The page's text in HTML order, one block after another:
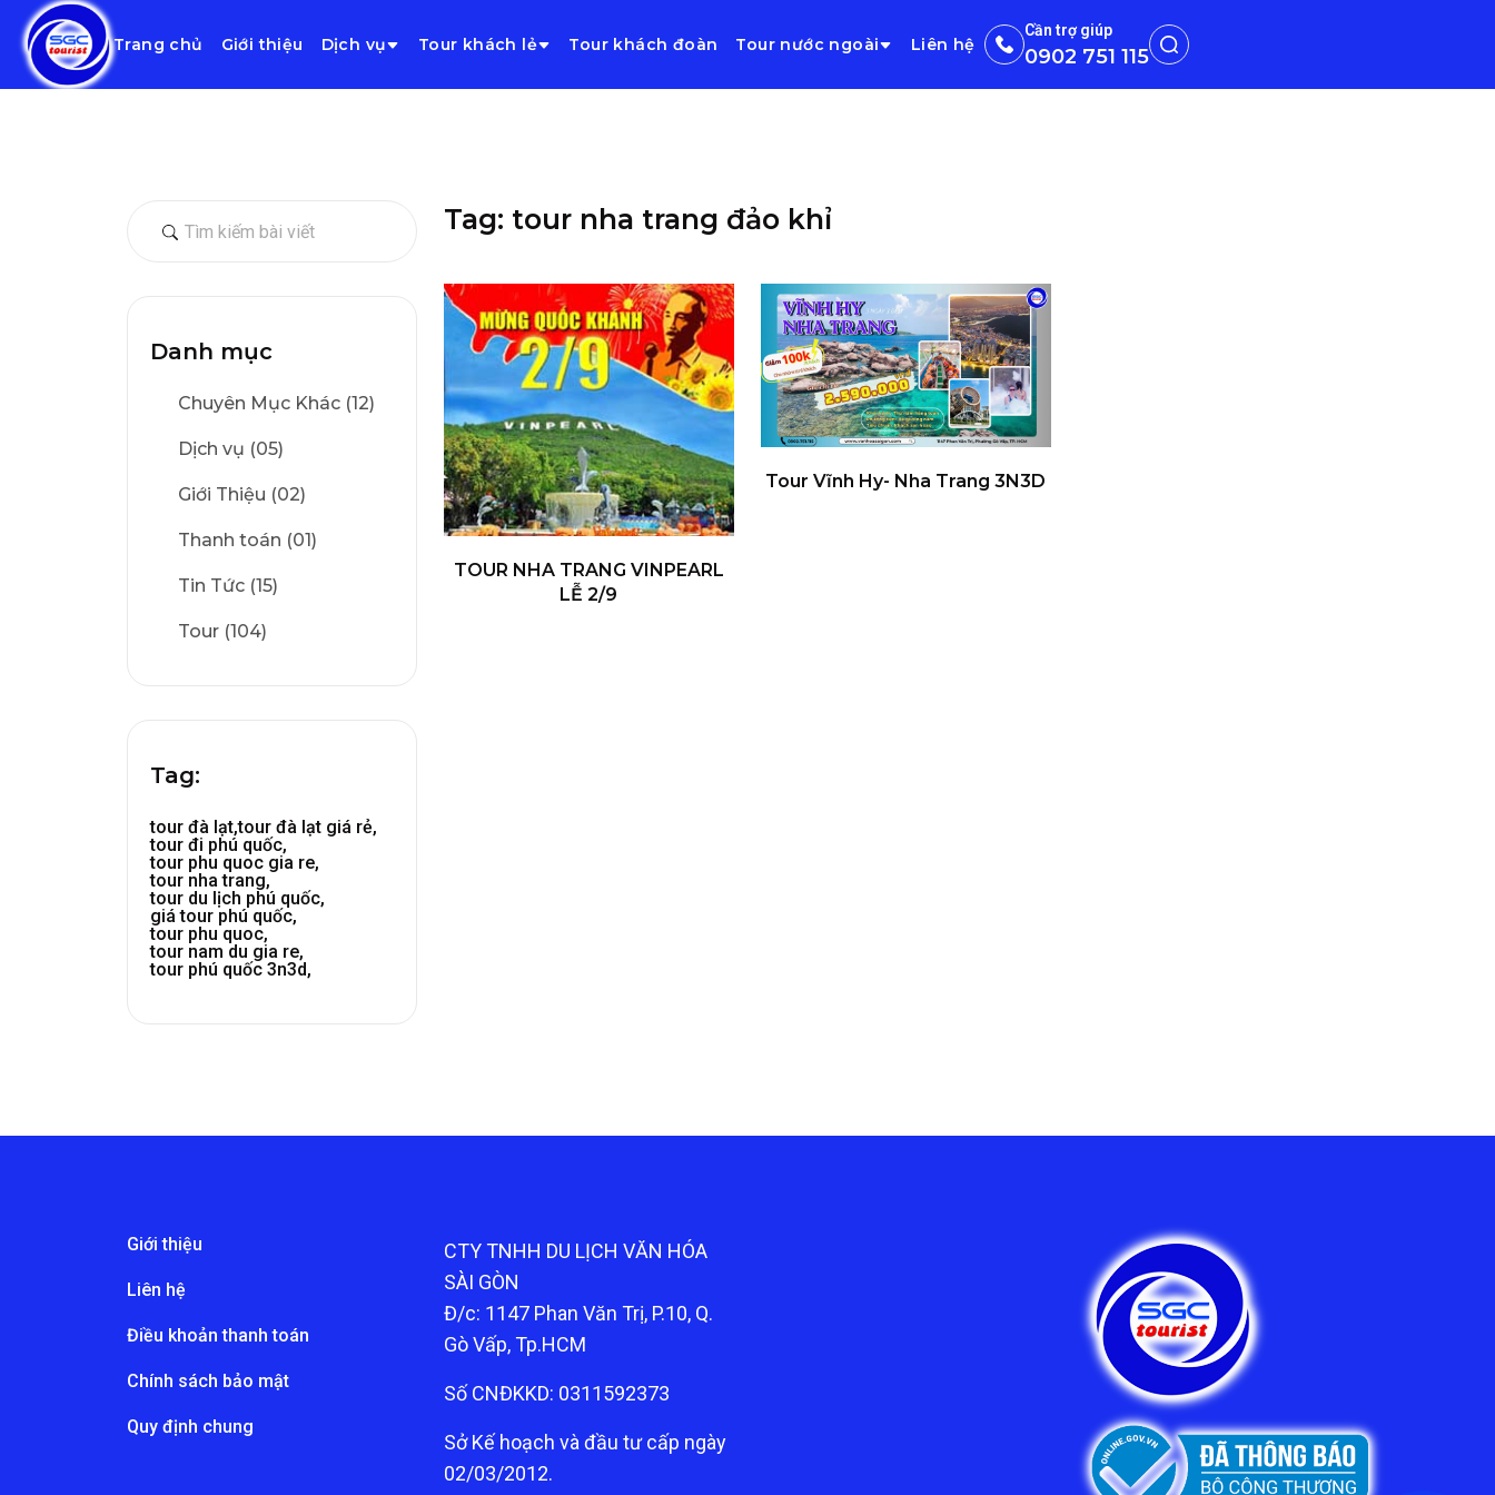
Trang chủ Giới thiệu Dịch vụ Tour khách lẻ Tour khách đoàn Tour nước ngoài Liên hệ
Cần trợ giúp
0902 751 115
Danh mục
Chuyên Mục Khác (12)
Dịch vụ (05)
Giới Thiệu (02)
Thanh toán (01)
Tin Tức (15)
Tour (104)
Tag:
tour đà lạt,tour đà lạt giá rẻ,
tour đi phú quốc,
tour phu quoc gia re,
tour nha trang,
tour du lịch phú quốc,
giá tour phú quốc,
tour phu quoc,
tour nam du gia re,
tour phú quốc 3n3d,
Tag: tour nha trang đảo khỉ
TOUR NHA TRANG VINPEARL
LỄ 2/9
Tour Vĩnh Hy- Nha Trang 3N3D
Giới thiệu
Liên hệ
Điều khoản thanh toán
Chính sách bảo mật
Quy định chung
CTY TNHH DU LỊCH VĂN HÓA
SÀI GÒN
Đ/c: 1147 Phan Văn Trị, P.10, Q.
Gò Vấp, Tp.HCM
Số CNĐKKD: 0311592373
Sở Kế hoạch và đầu tư cấp ngày
02/03/2012.